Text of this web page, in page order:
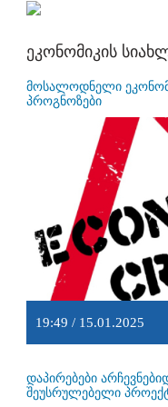
ეკონომიკის
მოსალოდნელი
პროგნოზები
19:49 / 15.01.2025
დაპირებები
შეუსრულებელი